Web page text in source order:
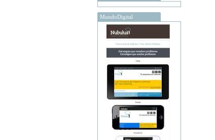
MundoDigital